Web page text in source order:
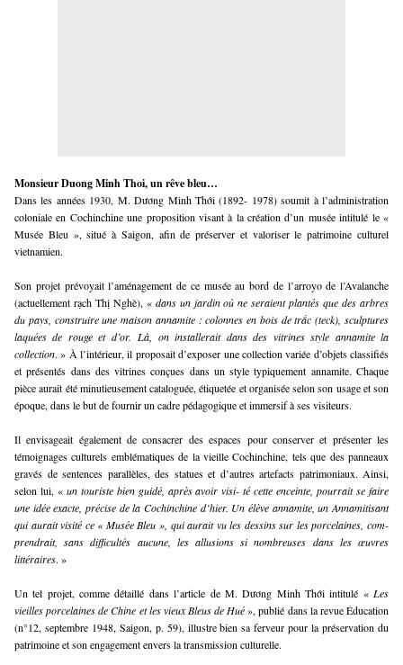
Monsieur Duong Minh Thoi, un rêve bleu…
Dans les années 1930, M. Dương Minh Thới (1892- 1978) soumit à l’administration
coloniale en Cochinchine une proposition visant à la création d’un musée intitulé le «
Musée Bleu », situé à Saigon, afin de préserver et valoriser le patrimoine culturel
vietnamien.
Son projet prévoyait l’aménagement de ce musée au bord de l’arroyo de l’Avalanche
(actuellement rạch Thị Nghè), « dans un jardin où ne seraient plantés que des arbres
du pays, construire une maison annamite : colonnes en bois de trắc (teck), sculptures
laquées de rouge et d’or. Là, on installerait dans des vitrines style annamite la
collection. » À l’intérieur, il proposait d’exposer une collection variée d’objets classifiés
et présentés dans des vitrines conçues dans un style typiquement annamite. Chaque
pièce aurait été minutieusement cataloguée, étiquetée et organisée selon son usage et son
époque, dans le but de fournir un cadre pédagogique et immersif à ses visiteurs.
Il envisageait également de consacrer des espaces pour conserver et présenter les
témoignages culturels emblématiques de la vieille Cochinchine, tels que des panneaux
gravés de sentences parallèles, des statues et d’autres artefacts patrimoniaux. Ainsi,
selon lui, « un touriste bien guidé, après avoir visi- té cette enceinte, pourrait se faire
une idée exacte, précise de la Cochinchine d’hier. Un élève annamite, un Annamitisant
qui aurait visité ce « Musée Bleu », qui aurait vu les dessins sur les porcelaines, com-
prendrait, sans difficultés aucune, les allusions si nombreuses dans les œuvres
littéraires. »
Un tel projet, comme détaillé dans l’article de M. Dương Minh Thới intitulé « Les
vieilles porcelaines de Chine et les vieux Bleus de Hué», publié dans la revue Éducation
(n°12, septembre 1948, Saigon, p. 59), illustre bien sa ferveur pour la préservation du
patrimoine et son engagement envers la transmission culturelle.